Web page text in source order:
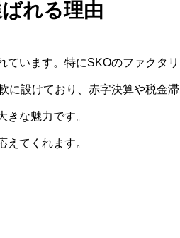
れる理由
ています。特にSKOのファクタリ
に設けており、赤字決算や税金滞
な魅力です。
てくれます。